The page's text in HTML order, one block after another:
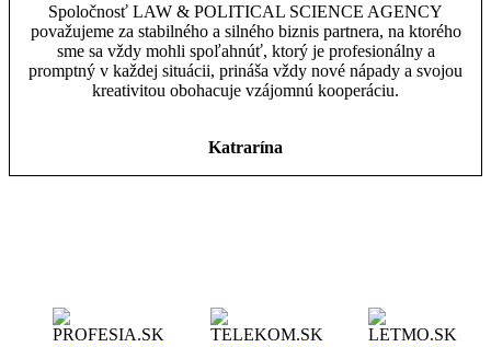
Spoločnosť LAW & POLITICAL SCIENCE AGENCY
považujeme za stabilného a silného biznis partnera, na ktorého
sme sa vždy mohli spoľahnúť, ktorý je profesionálny a
promptný v každej situácii, prináša vždy nové nápady a svojou
kreativitou obohacuje vzájomnú kooperáciu.
Katrarína